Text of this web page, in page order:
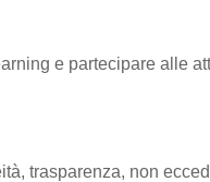
e partecipare alle
trasparenza, non